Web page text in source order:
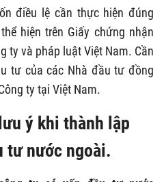
điều lệ cần thực hiện đúng
hiện trên Giấy chứng nhận
ty và pháp luật Việt Nam. Cần
tư của các Nhà đầu tư đồng
ty tại Việt Nam.
ý khi thành lập
tư nước ngoài.